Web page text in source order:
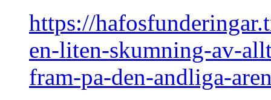
https://
en-liten-skumning-av-
fram-pa-den-andliga-